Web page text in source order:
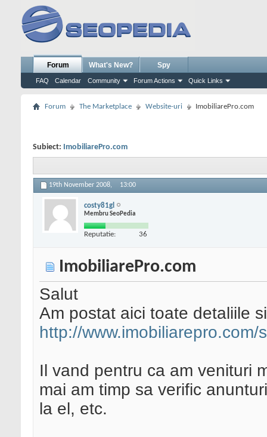
Forum
FAQ Calendar Community Forum Actions Quick Links
What's New? Spy
Forum The Marketplace Website-uri ImobiliarePro.com
Subiect: ImobiliarePro.com
19th November 2008, 13:00
costy81gl
Membru SeoPedia
Reputatie: 36
ImobiliarePro.com
Salut
Am postat aici toate detaliile
http://
Il vand pentru ca am venituri
mai am timp sa verific
la el, etc.